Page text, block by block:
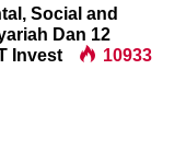
Social and
Dan 12
Invest
10933